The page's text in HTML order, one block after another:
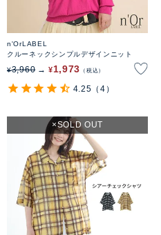
n'OrLABEL
クルーネックシンプルデザインニット
¥3,960 ¥1,973 税込
4.25 （4）
SOLD OUT